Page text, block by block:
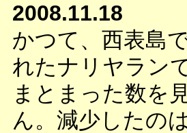
2008.11.18
かつて、西表島
れたナリヤラン
まとまった数を
ん。減少したの